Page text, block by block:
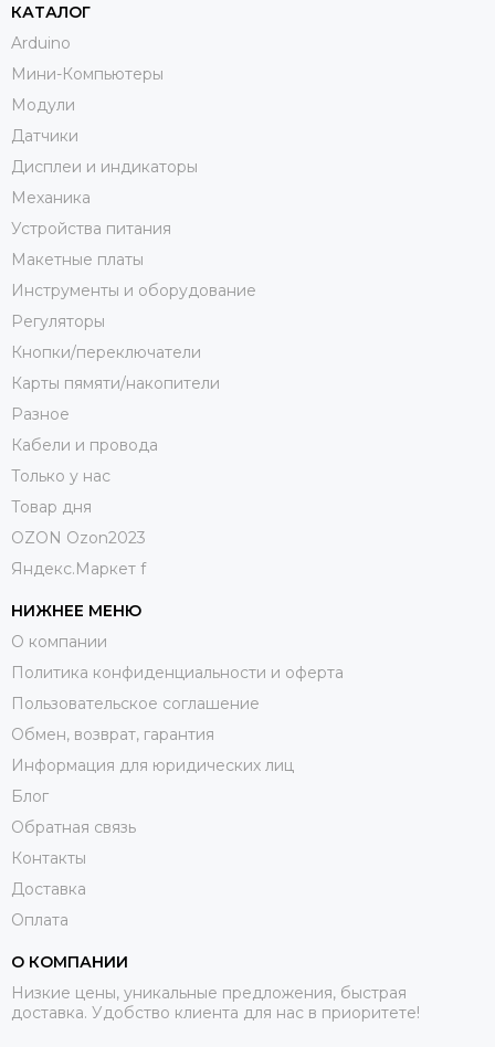
КАТАЛОГ
Arduino
Мини-Компьютеры
Модули
Датчики
Дисплеи и индикаторы
Механика
Устройства питания
Макетные платы
Инструменты и оборудование
Регуляторы
Кнопки/переключатели
Карты пямяти/накопители
Разное
Кабели и провода
Только у нас
Товар дня
OZON Ozon2023
Яндекс.Маркет f
НИЖНЕЕ МЕНЮ
О компании
Политика конфиденциальности и оферта
Пользовательское соглашение
Обмен, возврат, гарантия
Информация для юридических лиц
Блог
Обратная связь
Контакты
Доставка
Оплата
О КОМПАНИИ
Низкие цены, уникальные предложения, быстрая
доставка. Удобство клиента для нас в приоритете!